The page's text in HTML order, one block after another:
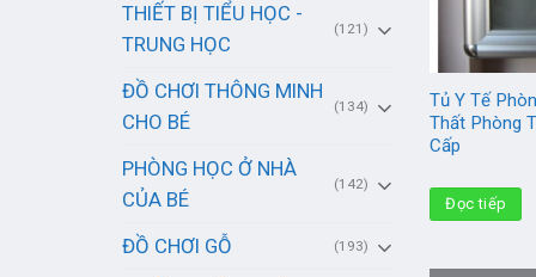
THIẾT BỊ TIỂU HỌC -
TRUNG HỌC
(121)
ĐỒ CHƠI THÔNG MINH
CHO BÉ
(134)
PHÒNG HỌC Ở NHÀ
CỦA BÉ
(142)
ĐỒ CHƠI GỖ (193)
Tủ Y Tế
Thất Phòng
Cấp
Đọc tiếp